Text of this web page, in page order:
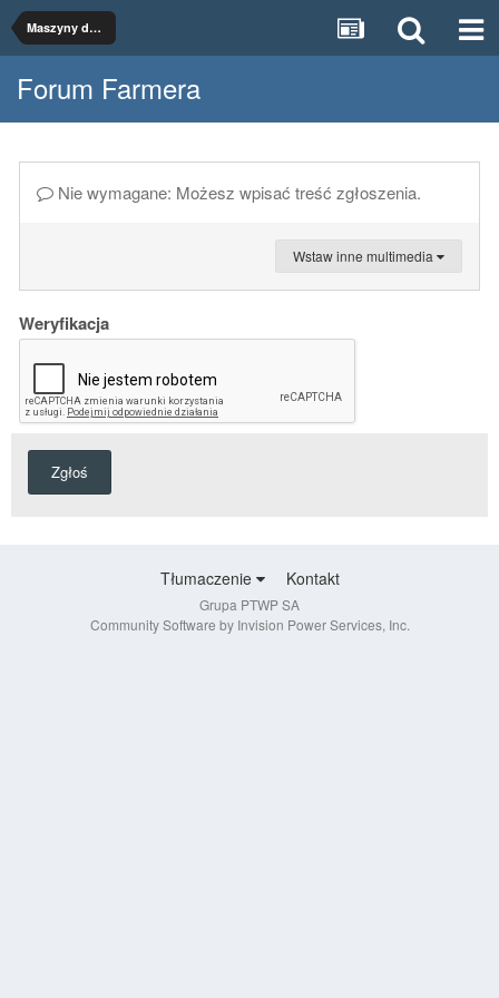
Maszyny do uprawy
Forum Farmera
Nie wymagane: Możesz wpisać treść zgłoszenia.
Wstaw inne multimedia
Weryfikacja
Zgłoś
Tłumaczenie Kontakt
Grupa PTWP SA
Community Software by Invision Power Services, Inc.